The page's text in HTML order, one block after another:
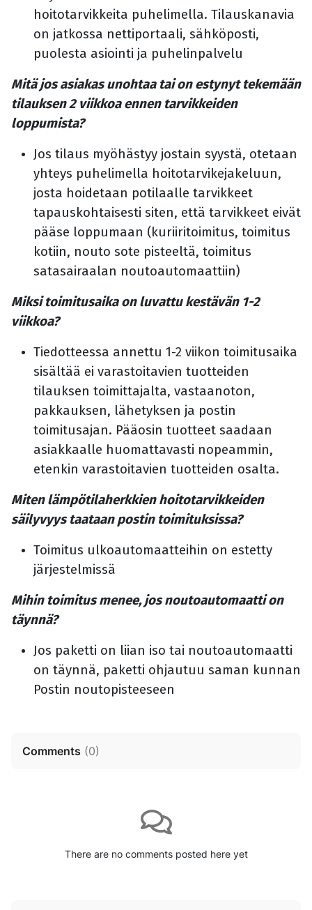
hoitotarvikkeita puhelimella. Tilauskanavia
on jatkossa nettiportaali, sähköposti,
puolesta asiointi ja puhelinpalvelu
Mitä jos asiakas unohtaa tai on estynyt tekemään
tilauksen 2 viikkoa ennen tarvikkeiden
loppumista?
Jos tilaus myöhästyy jostain syystä, otetaan
yhteys puhelimella hoitotarvikejakeluun,
josta hoidetaan potilaalle tarvikkeet
tapauskohtaisesti siten, että tarvikkeet eivät
pääse loppumaan (kuriiritoimitus, toimitus
kotiin, nouto sote pisteeltä, toimitus
satasairaalan noutoautomaattiin)
Miksi toimitusaika on luvattu kestävän 1-2
viikkoa?
Tiedotteessa annettu 1-2 viikon toimitusaika
sisältää ei varastoitavien tuotteiden
tilauksen toimittajalta, vastaanoton,
pakkauksen, lähetyksen ja postin
toimitusajan. Pääosin tuotteet saadaan
asiakkaalle huomattavasti nopeammin,
etenkin varastoitavien tuotteiden osalta.
Miten lämpötilaherkkien hoitotarvikkeiden
säilyvyys taataan postin toimituksissa?
Toimitus ulkoautomaatteihin on estetty
järjestelmissä
Mihin toimitus menee, jos noutoautomaatti on
täynnä?
Jos paketti on liian iso tai noutoautomaatti
on täynnä, paketti ohjautuu saman kunnan
Postin noutopisteeseen
Comments (0)
There are no comments posted here yet